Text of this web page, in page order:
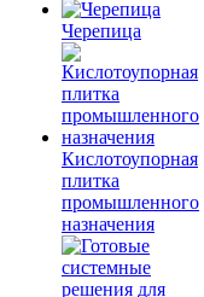
Черепица
Кислотоупорная
плитка
промышленного
назначения